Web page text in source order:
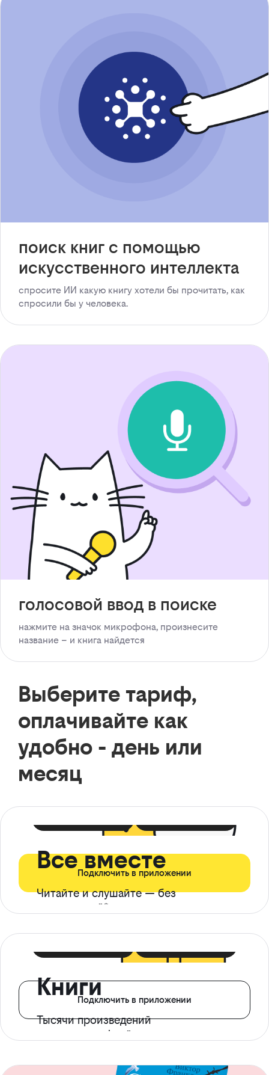
поиск книг с помощью
искусственного интеллекта
спросите ИИ какую книгу хотели бы прочитать, как
спросили бы у человека.
голосовой ввод в поиске
нажмите на значок микрофона, произнесите
название – и книга найдется
Выберите тариф,
оплачивайте как
удобно - день или
месяц
Все вместе
Читайте и слушайте — без
ограничений*
Подключить в приложении
Книги
Тысячи произведений
с доступом офлайн
Подключить в приложении